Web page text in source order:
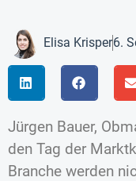
Elisa Krisper6.
Jürgen Bauer,
den Tag der
Branche werden